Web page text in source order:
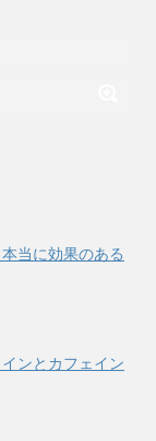
当に効果のある
ンとカフェイン